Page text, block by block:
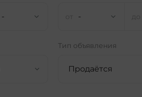
- -
Тип объявления
Продаётся